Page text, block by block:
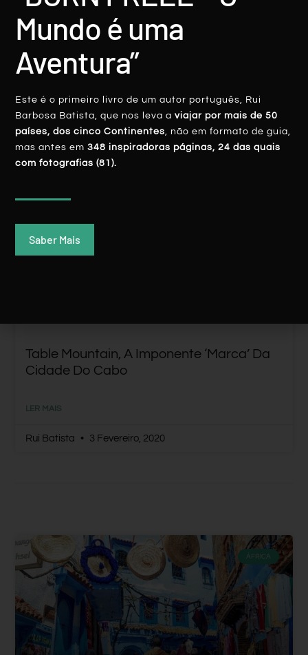
Do Símbolo Da Luta Anti-Apartheid
LER MAIS
Table Mountain, A Imponente ‘marca’ Da
Cidade Do Cabo
LER MAIS
Rui Batista 3 Fevereiro, 2020
ÁFRICA
Mundo é uma
Aventura”
Este é o primeiro livro de um autor português, Rui
Barbosa Batista, que nos leva aviajar por mais de 50
países, dos cinco Continentes, não em formato de guia,
mas antes em348 inspiradoras páginas, 24 das quais
com fotografias (81).
Saber Mais